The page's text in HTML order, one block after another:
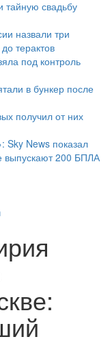
тайную свадьбу
назвали три
терактов
под контроль
в бункер после
получил от них
Sky News показал
выпускают 200 БПЛА